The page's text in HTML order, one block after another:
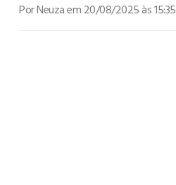
Por Neuzaem 20/08/2025 às 15:35